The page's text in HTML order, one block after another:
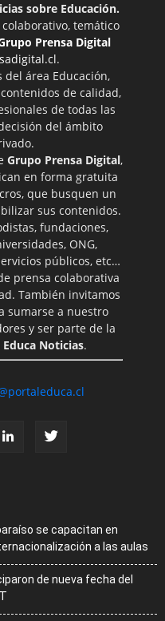
sobre Educación.
temático
Prensa Digital
.
área Educación,
de calidad,
de todas las
del ámbito
Grupo Prensa Digital,
en forma gratuita
que busquen un
sus contenidos.
fundaciones,
ONG,
públicos, etc…
prensa colaborativa
También invitamos
sumarse a nuestro
y ser parte de la
Noticias.
se capacitan en
a las aulas
de nueva fecha del